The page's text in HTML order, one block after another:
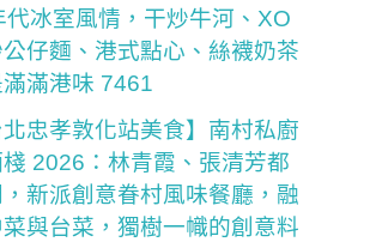
代冰室風情，干炒牛河、XO
仔麵、港式點心、絲襪奶茶
滿港味 7461
北忠孝敦化站美食】南村私廚
2026：林青霞、張清芳都
，新派創意眷村風味餐廳，融
與台菜，獨樹一幟的創意料